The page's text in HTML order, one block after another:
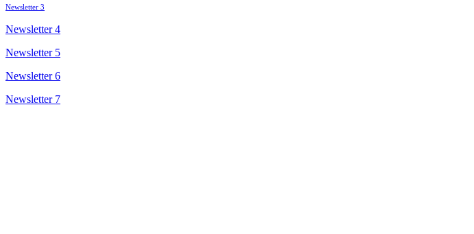
Newsletter 3
Newsletter 4
Newsletter 5
Newsletter 6
Newsletter 7